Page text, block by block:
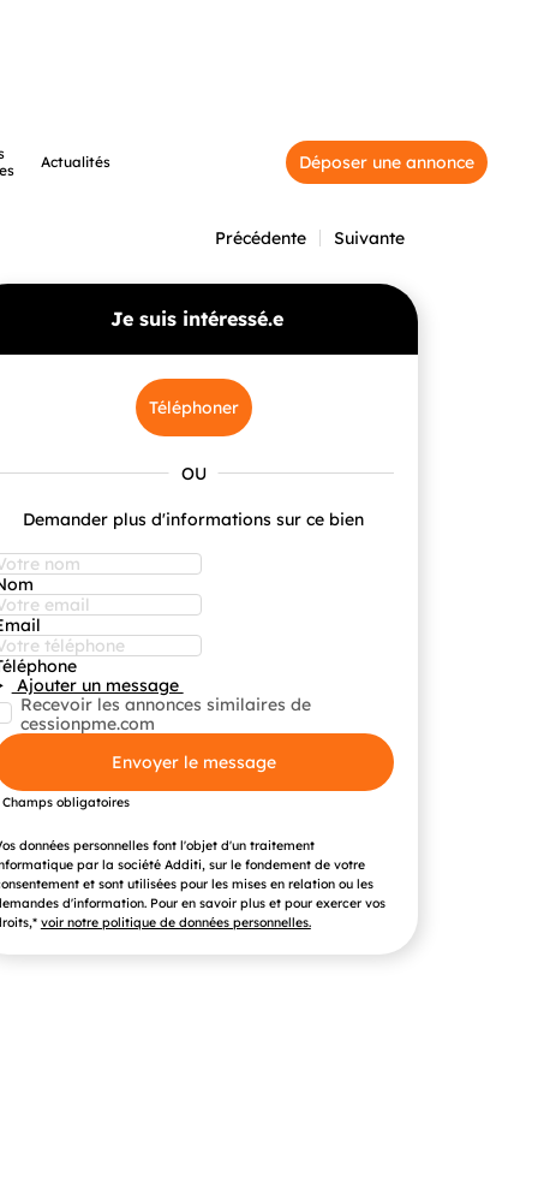
Actualités Déposer une annonce
Précédente Suivante
Je suis intéressé.e
Téléphoner
Demander plus d'informations sur ce bien
Ajouter un message
Recevoir les annonces similaires de
cessionpme.com
Envoyer le message
Champs obligatoires
données personnelles font l'objet d'un traitement
par la société Additi, sur le fondement de votre
et sont utilisées pour les mises en relation ou les
d'information. Pour en savoir plus et pour exercer vos
voir notre politique de données personnelles.